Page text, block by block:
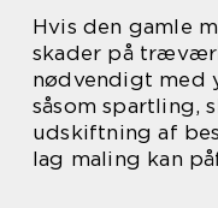
Hvis den gamle
skader på
nødvendigt med
såsom spartling,
udskiftning af
lag maling kan